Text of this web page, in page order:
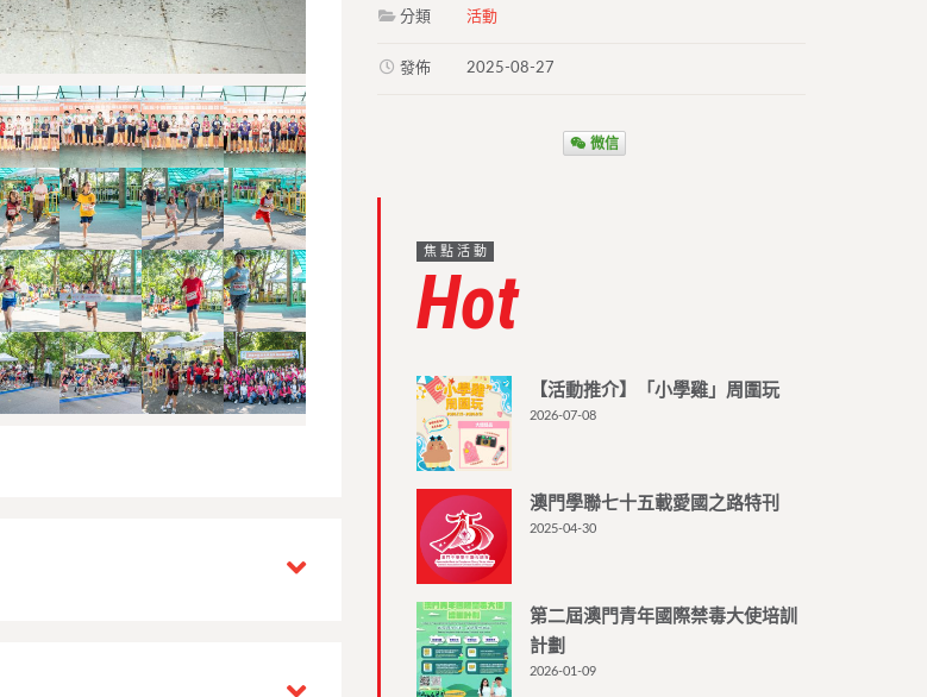
分類 活動
發佈 2025-08-27
微信
焦點活動
Hot
【活動推介】「小學雞」周圍玩
2026-07-08
澳門學聯七十五載愛國之路特刊
2025-04-30
第二屆澳門青年國際禁毒大使培訓
計劃
2026-01-09